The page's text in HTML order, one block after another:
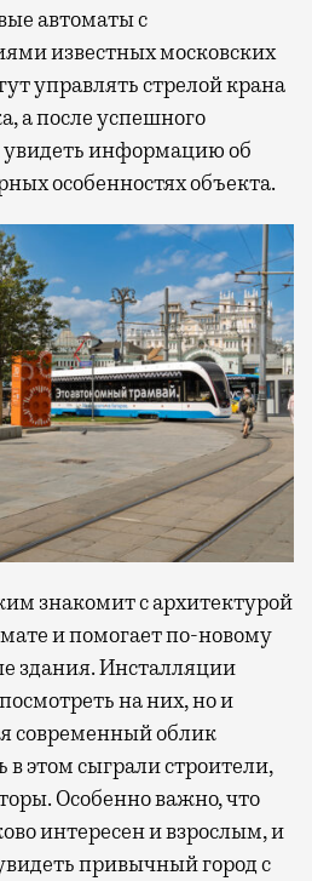
автоматы с
известных московских
управлять стрелой крана
а после успешного
информацию об
особенностях объекта.
знакомит с архитектурой
и помогает по-новому
здания. Инсталляции
на них, но и
современный облик
этом сыграли строители,
Особенно важно, что
интересен и взрослым, и
привычный город с